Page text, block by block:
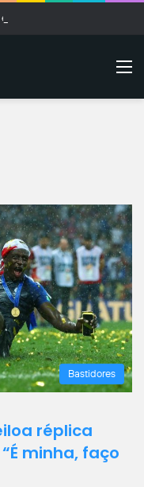
Bastidores
réplica
minha, faço